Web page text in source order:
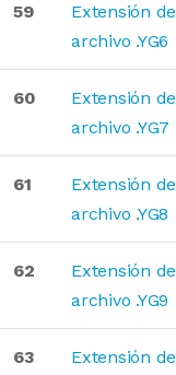
59
Extensión de
archivo .YG6
60
Extensión de
archivo .YG7
61
Extensión de
archivo .YG8
62
Extensión de
archivo .YG9
63
Extensión de